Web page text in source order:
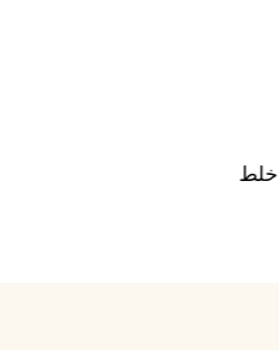
خلط